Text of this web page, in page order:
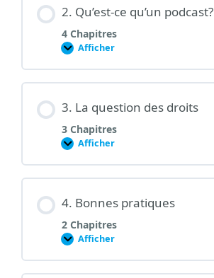
2. Qu’est-ce qu’un podcast?
4 Chapitres
Afficher
2.
ce
qu’un
3. La question des droits
3 Chapitres
Afficher
3.
question
des
4. Bonnes pratiques
2 Chapitres
Afficher
4.
pratiques